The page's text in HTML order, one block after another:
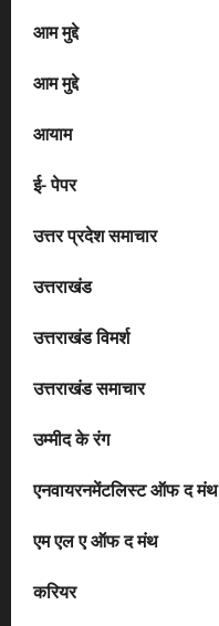
आम मुद्दे
आम मुद्दे
आयाम
ई- पेपर
उत्तर प्रदेश समाचार
उत्तराखंड
उत्तराखंड विमर्श
उत्तराखंड समाचार
उम्मीद के रंग
एनवायरनमेंटलिस्ट ऑफ द मंथ
एम एल ए ऑफ द मंथ
करियर